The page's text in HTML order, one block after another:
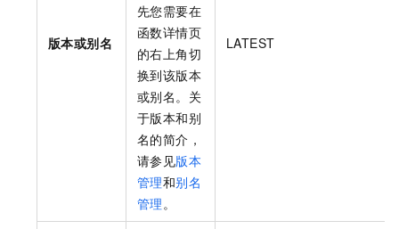
版本或别名
先您需要在
函数详情页
的右上角切
换到该版本
或别名。关
于版本和别
名的简介，
请参见版本
管理和别名
管理 。
LATEST